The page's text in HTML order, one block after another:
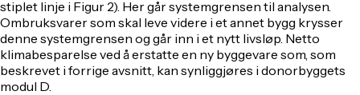
stiplet linje i Figur 2). Her går systemgrensen til analysen.
Ombruksvarer som skal leve videre i et annet bygg krysser
denne systemgrensen og går inn i et nytt livsløp. Netto
klimabesparelse ved å erstatte en ny byggevare som, som
beskrevet i forrige avsnitt, kan synliggjøres i donorbyggets
modul D.